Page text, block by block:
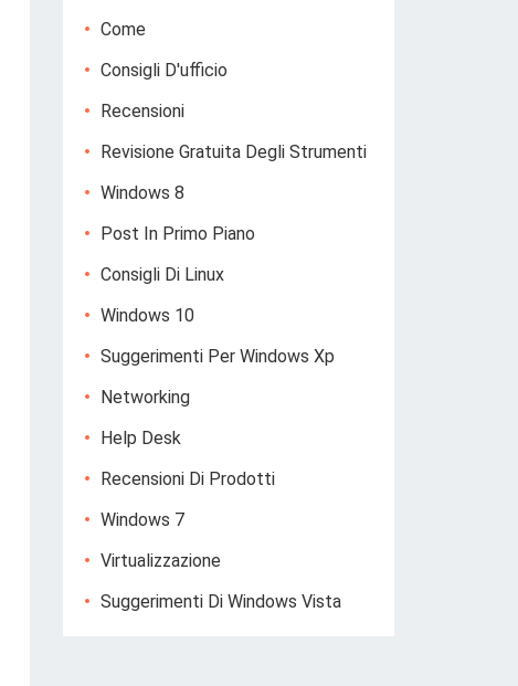
Come
Consigli D'ufficio
Recensioni
Revisione Gratuita Degli Strumenti
Windows 8
Post In Primo Piano
Consigli Di Linux
Windows 10
Suggerimenti Per Windows Xp
Networking
Help Desk
Recensioni Di Prodotti
Windows 7
Virtualizzazione
Suggerimenti Di Windows Vista